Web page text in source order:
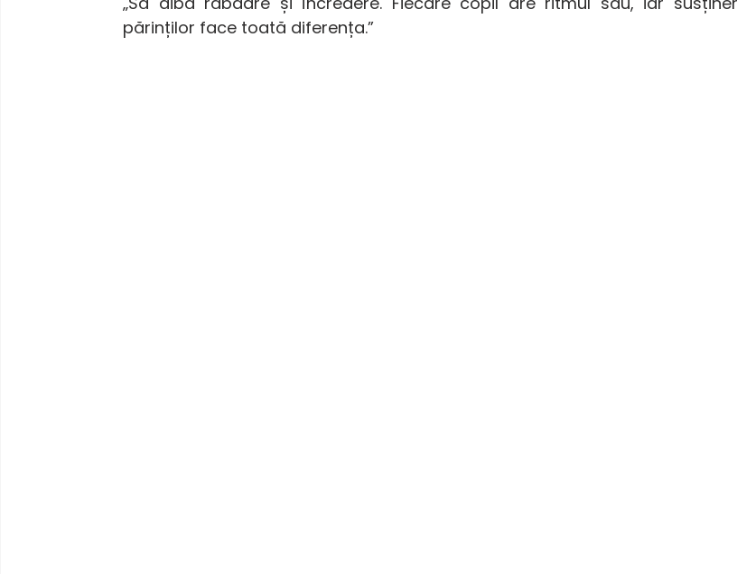
părinților face toată diferența.”